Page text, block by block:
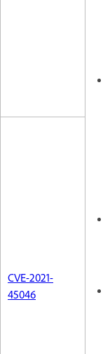
CVE-2021-
45046